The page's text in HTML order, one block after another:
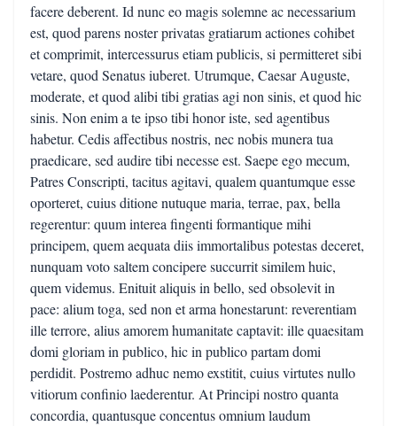
facere deberent. Id nunc eo magis solemne ac necessarium
est, quod parens noster privatas gratiarum actiones cohibet
et comprimit, intercessurus etiam publicis, si permitteret sibi
vetare, quod Senatus iuberet. Utrumque, Caesar Auguste,
moderate, et quod alibi tibi gratias agi non sinis, et quod hic
sinis. Non enim a te ipso tibi honor iste, sed agentibus
habetur. Cedis affectibus nostris, nec nobis munera tua
praedicare, sed audire tibi necesse est. Saepe ego mecum,
Patres Conscripti, tacitus agitavi, qualem quantumque esse
oporteret, cuius ditione nutuque maria, terrae, pax, bella
regerentur: quum interea fingenti formantique mihi
principem, quem aequata diis immortalibus potestas deceret,
nunquam voto saltem concipere succurrit similem huic,
quem videmus. Enituit aliquis in bello, sed obsolevit in
pace: alium toga, sed non et arma honestarunt: reverentiam
ille terrore, alius amorem humanitate captavit: ille quaesitam
domi gloriam in publico, hic in publico partam domi
perdidit. Postremo adhuc nemo exstitit, cuius virtutes nullo
vitiorum confinio laederentur. At Principi nostro quanta
concordia, quantusque concentus omnium laudum